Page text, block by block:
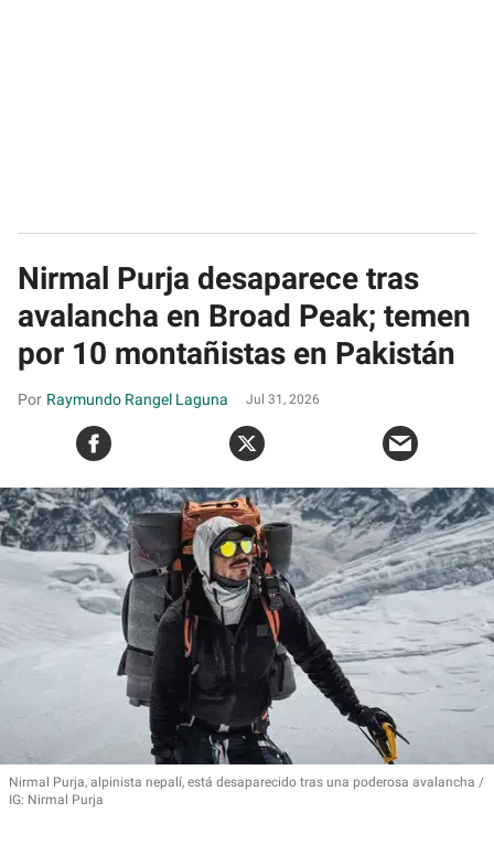
Nirmal Purja desaparece tras
avalancha en Broad Peak; temen
por 10 montañistas en Pakistán
Raymundo Rangel Laguna Jul 31, 2026
Nirmal Purja, alpinista nepalí, está desaparecido tras una poderosa avalancha
IG: Nirmal Purja